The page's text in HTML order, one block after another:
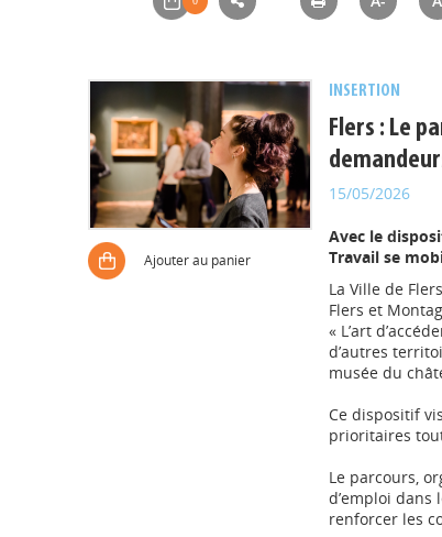
Ajouter au panier
INSERTION
Flers : Le
15/05/2026
Avec le
Travail se
La Ville de
Flers et
« L’art
d’autres
musée du
Ce dispositif
prioritaires
Le parcours,
d’emploi dans
renforcer les